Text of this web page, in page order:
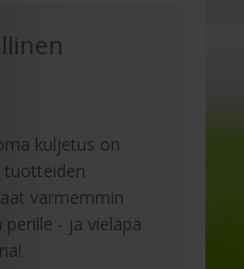
kuljetus on
tuotteiden
varmemmin
perille - ja vieläpä